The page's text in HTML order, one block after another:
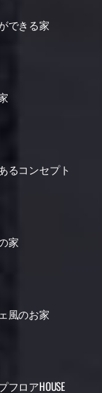
できる家
るコンセプト
家
風のお家
ロアHOUSE